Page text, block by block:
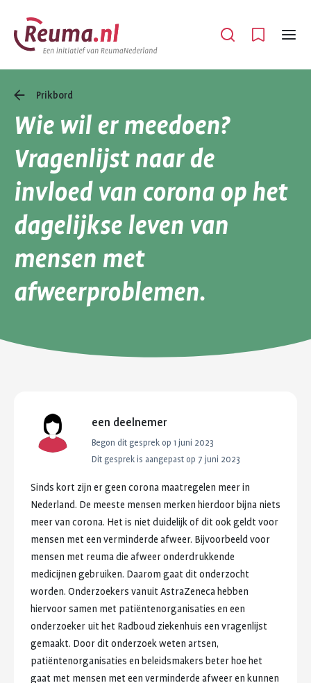
Spring
naar
hoofdinhoud
Spring
naar
footer
navigatie
Open
Menu
Prikbord
Wie wil er meedoen?
Vragenlijst naar de
invloed van corona op het
dagelijkse leven van
mensen met
afweerproblemen.
een deelnemer
Begon dit gesprek op 1 juni 2023
Dit gesprek is aangepast op 7 juni 2023
Sinds kort zijn ergeen corona maatregelen meerin
Nederland. De meeste mensen merken hierdoorbijna niets
meervan corona. Het is niet duidelijk of dit ook geldt voor
mensen met een verminderde afweer. Bijvoorbeeld voor
mensen met reumadie afweeronderdrukkende
medicijnen gebruiken. Daarom gaat dit onderzocht
worden. Onderzoekers vanuit AstraZenecahebben
hiervoorsamen met patiëntenorganisaties en een
onderzoeker uit het Radboud ziekenhuis een vragenlijst
gemaakt. Doordit onderzoek weten artsen,
patiëntenorganisaties en beleidsmakers beterhoe het
gaat met mensen met een verminderde afweeren kunnen